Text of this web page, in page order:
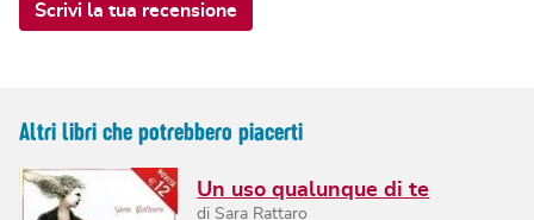
Scrivi la tua recensione
Altri libri che potrebbero piacerti
Un uso qualunque di te
di Sara Rattaro